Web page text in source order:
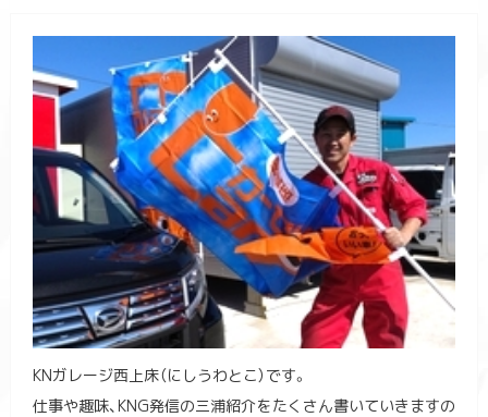
KNガレージ西上床（にしうわとこ）です。
仕事や趣味、KNG発信の三浦紹介をたくさん書いていきますの